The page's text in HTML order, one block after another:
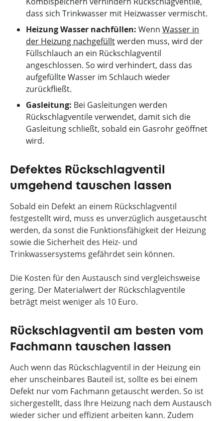
dass sich Trinkwasser mit Heizwasser vermischt.
Heizung Wasser nachfüllen: Wenn Wasser in
der Heizung nachgefülltwerden muss, wird der
Füllschlauch an ein Rückschlagventil
angeschlossen. So wird verhindert, dass das
aufgefüllte Wasser im Schlauch wieder
zurückfließt.
Gasleitung: Bei Gasleitungen werden
Rückschlagventile verwendet, damit sich die
Gasleitung schließt, sobald ein Gasrohr geöffnet
wird.
Defektes Rückschlagventil
umgehend tauschen lassen
Sobald ein Defekt an einem Rückschlagventil
festgestellt wird, muss es unverzüglich ausgetauscht
werden, da sonst die Funktionsfähigkeit der Heizung
sowie die Sicherheit des Heiz- und
Trinkwassersystems gefährdet sein können.
Die Kosten für den Austausch sind vergleichsweise
gering. Der Materialwert der Rückschlagventile
beträgt meist weniger als 10 Euro.
Rückschlagventil am besten vom
Fachmann tauschen lassen
Auch wenn das Rückschlagventil in der Heizung ein
eher unscheinbares Bauteil ist, sollte es bei einem
Defekt nur vom Fachmann getauscht werden. So ist
sichergestellt, dass Ihre Heizung nach dem Austausch
wieder sicher und effizient arbeiten kann. Zudem